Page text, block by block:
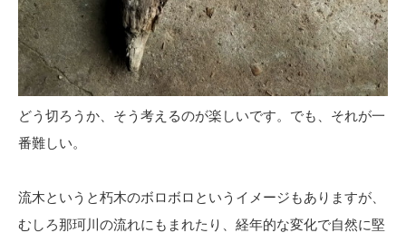
どう切ろうか、そう考えるのが楽しいです。でも、それが一
番難しい。
流木というと朽木のボロボロというイメージもありますが、
むしろ那珂川の流れにもまれたり、経年的な変化で自然に堅